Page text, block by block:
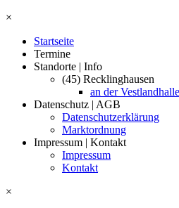
×
Startseite
Termine
Standorte | Info
(45) Recklinghausen
an der Vestlandhalle
Datenschutz | AGB
Datenschutzerklärung
Marktordnung
Impressum | Kontakt
Impressum
Kontakt
×